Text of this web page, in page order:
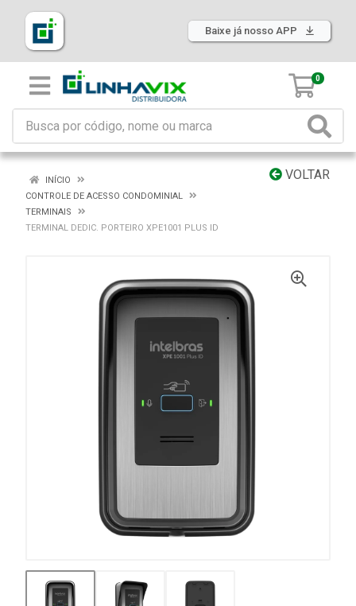
Baixe já nosso APP
0
VOLTAR
INÍCIO
CONTROLE DE ACESSO CONDOMINIAL
TERMINAIS
TERMINAL DEDIC. PORTEIRO XPE1001 PLUS ID